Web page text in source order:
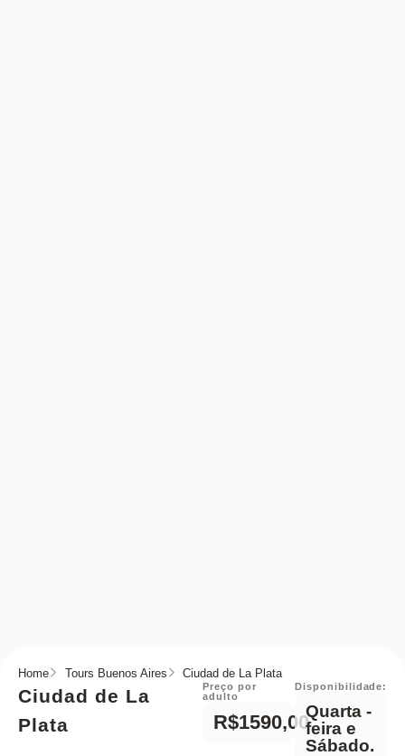
Home Tours Buenos Aires Ciudad de La Plata
Ciudad de La
Plata
Preço por
adulto
R$1590,00
Disponibilidade:
Quarta -
feira e
Sábado.